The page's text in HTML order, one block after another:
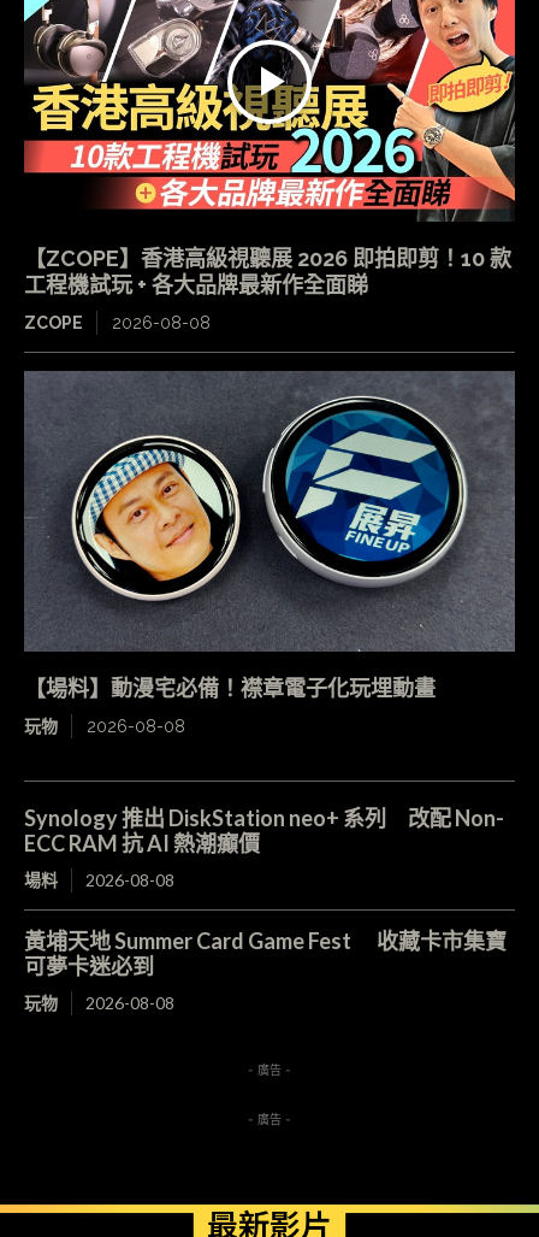
【ZCOPE】香港高級視聽展 2026 即拍即剪！10 款
工程機試玩 + 各大品牌最新作全面睇
ZCOPE 2026-08-08
【場料】動漫宅必備！襟章電子化玩埋動畫
玩物 2026-08-08
Synology 推出 DiskStation neo+ 系列 改配 Non-
ECC RAM 抗 AI 熱潮癲價
場料 2026-08-08
黃埔天地 Summer Card Game Fest 收藏卡市集寶
可夢卡迷必到
玩物 2026-08-08
- 廣告 -
- 廣告 -
最新影片